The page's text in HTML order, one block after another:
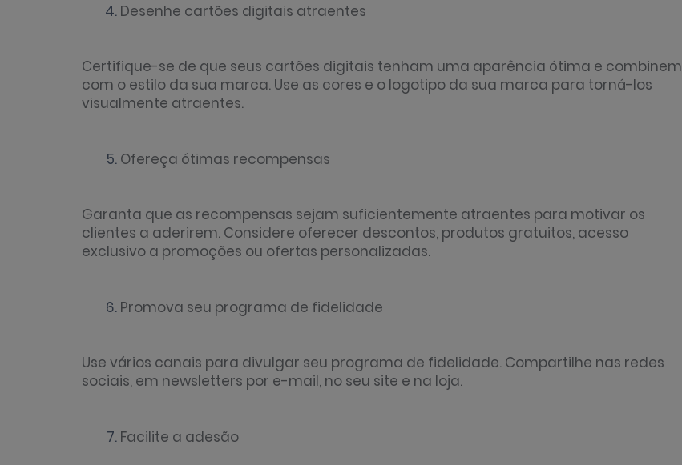
Desenhe cartões digitais atraentes
Certifique-se de que seus cartões digitais tenham uma aparência ótima e combinem
com o estilo da sua marca. Use as cores e o logotipo da sua marca para torná-los
visualmente atraentes.
Ofereça ótimas recompensas
Garanta que as recompensas sejam suficientemente atraentes para motivar os
clientes a aderirem. Considere oferecer descontos, produtos gratuitos, acesso
exclusivo a promoções ou ofertas personalizadas.
Promova seu programa de fidelidade
Use vários canais para divulgar seu programa de fidelidade. Compartilhe nas redes
sociais, em newsletters por e-mail, no seu site e na loja.
Facilite a adesão